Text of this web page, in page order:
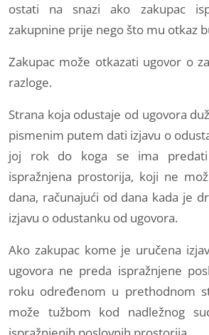
ostati na snazi ako zakupac
zakupnine prije nego što mu otkaz
Zakupac može otkazati ugovor o
razloge.
Strana koja odustaje od ugovora
pismenim putem dati izjavu o
joj rok do koga se ima
ispražnjena prostorija, koji ne
dana, računajući od dana kada je
izjavu o odustanku od ugovora.
Ako zakupac kome je uručena
ugovora ne preda ispražnjene
roku određenom u prethodnom
može tužbom kod nadležnog